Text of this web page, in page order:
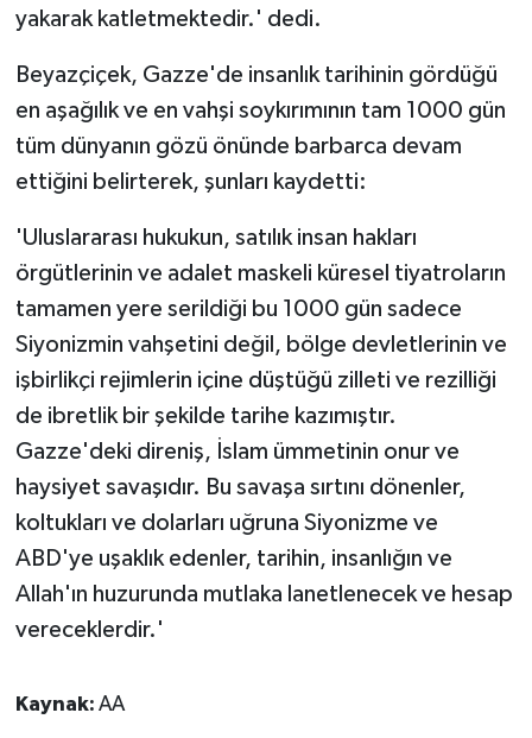
yakarak katletmektedir.' dedi.
Beyazçiçek, Gazze'de insanlık tarihinin gördüğü
en aşağılık ve en vahşi soykırımının tam 1000 gün
tüm dünyanın gözü önünde barbarca devam
ettiğini belirterek, şunları kaydetti:
'Uluslararası hukukun, satılık insan hakları
örgütlerinin ve adalet maskeli küresel tiyatroların
tamamen yere serildiği bu 1000 gün sadece
Siyonizmin vahşetini değil, bölge devletlerinin ve
işbirlikçi rejimlerin içine düştüğü zilleti ve rezilliği
de ibretlik bir şekilde tarihe kazımıştır.
Gazze'deki direniş, İslam ümmetinin onur ve
haysiyet savaşıdır. Bu savaşa sırtını dönenler,
koltukları ve dolarları uğruna Siyonizme ve
ABD'ye uşaklık edenler, tarihin, insanlığın ve
Allah'ın huzurunda mutlaka lanetlenecek ve hesap
vereceklerdir.'
Kaynak: AA